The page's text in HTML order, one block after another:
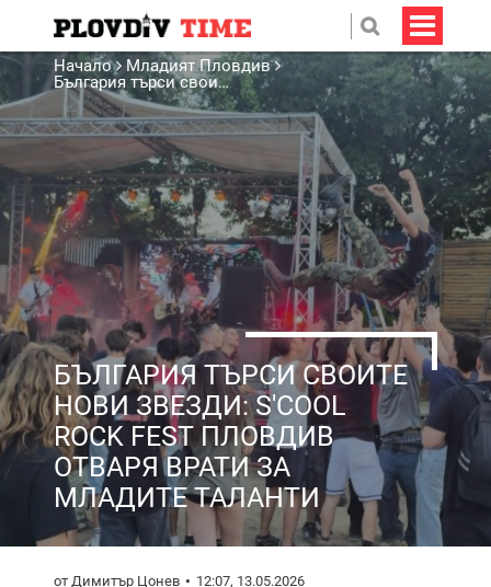
Начало Младият Пловдив
България търси своите нови звезди: S'cool Rock Fest Пловдив отваря врати за младите таланти
БЪЛГАРИЯ ТЪРСИ СВОИТЕ
НОВИ ЗВЕЗДИ: S'COOL
ROCK FEST ПЛОВДИВ
ОТВАРЯ ВРАТИ ЗА
МЛАДИТЕ ТАЛАНТИ
от Димитър Цонев 12:07, 13.05.2026